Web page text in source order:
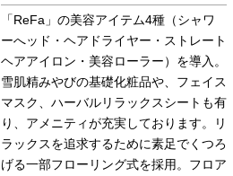
「ReFa」の美容アイテム4種（シャワ
ーへッド・ヘアドライヤー・ストレート
ヘアアイロン・美容ローラー）を導入。
雪肌精みやびの基礎化粧品や、フェイス
マスク、ハーバルリラックスシートも有
り、アメニティが充実しております。リ
ラックスを追求するために素足でくつろ
げる一部フローリング式を採用。フロア